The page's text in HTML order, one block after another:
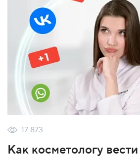
17 873
Как косметологу